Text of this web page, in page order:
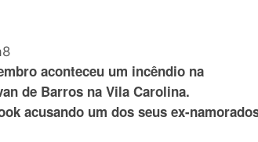
aconteceu um incêndio na
de Barros na Vila Carolina.
acusando um dos seus ex-